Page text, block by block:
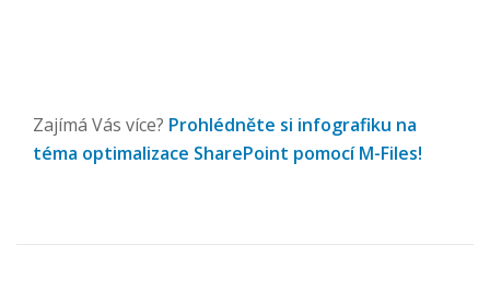
Zajímá Vás více? Prohlédněte si infografiku na
téma optimalizace SharePoint pomocí M-Files!